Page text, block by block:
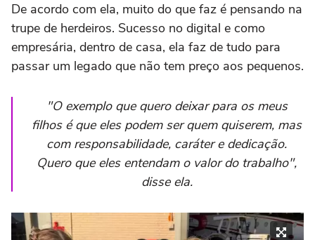
De acordo com ela, muito do que faz é pensando na
trupe de herdeiros. Sucesso no digital e como
empresária, dentro de casa, ela faz de tudo para
passar um legado que não tem preço aos pequenos.
"O exemplo que quero deixar para os meus
filhos é que eles podem ser quem quiserem, mas
com responsabilidade, caráter e dedicação.
Quero que eles entendam o valor do trabalho",
disse ela.